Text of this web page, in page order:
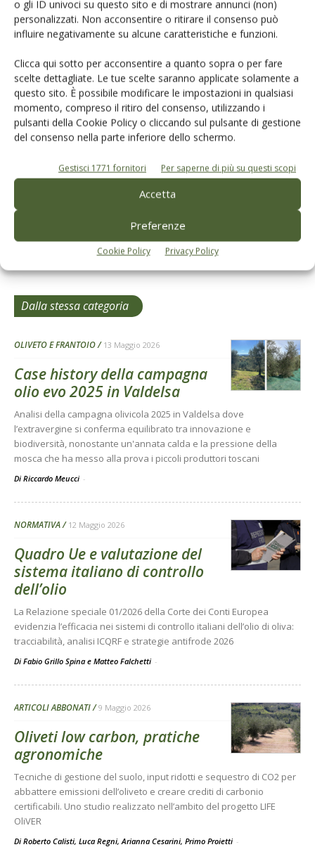
o gli ID univoci su questo sito e di mostrare annunci (non)
personalizzati. Non acconsentire o ritirare il consenso può
influire negativamente su alcune caratteristiche e funzioni.
Clicca qui sotto per acconsentire a quanto sopra o per fare
scelte dettagliate. Le tue scelte saranno applicate solamente a
questo sito. È possibile modificare le impostazioni in qualsiasi
momento, compreso il ritiro del consenso, utilizzando i
pulsanti della Cookie Policy o cliccando sul pulsante di gestione
del consenso nella parte inferiore dello schermo.
Gestisci 1771 fornitori Per saperne di più su questi scopi
Accetta
Preferenze
Cookie Policy Privacy Policy
Cerca adesso
L'Esperto risponde
Cerca adesso
Dalla stessa categoria
OLIVETO E FRANTOIO 13 Maggio 2026
Case history della campagna
olio evo 2025 in Valdelsa
Analisi della campagna olivicola 2025 in Valdelsa dove
l’extravergine si conferma equilibrato tra innovazione e
biodiversità, nonostante un'annata calda e la pressione della
mosca che ha messo alla prova i piccoli produttori toscani
Di Riccardo Meucci -
NORMATIVA 12 Maggio 2026
Quadro Ue e valutazione del
sistema italiano di controllo
dell’olio
La Relazione speciale 01/2026 della Corte dei Conti Europea
evidenzia l’efficacia nei sistemi di controllo italiani dell’olio di oliva:
tracciabilità, analisi ICQRF e strategie antifrode 2026
Di Fabio Grillo Spina e Matteo Falchetti -
ARTICOLI ABBONATI 9 Maggio 2026
Oliveti low carbon, pratiche
agronomiche
Tecniche di gestione del suolo, input ridotti e sequestro di CO2 per
abbattere emissioni dell’oliveto e creare crediti di carbonio
certificabili. Uno studio realizzato nell’ambito del progetto LIFE
OliVER
Di Roberto Calisti, Luca Regni, Arianna Cesarini, Primo Proietti -